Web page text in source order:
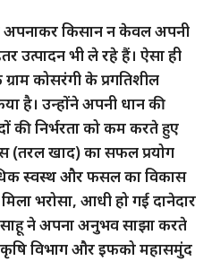
किसान न केवल अपनी
उत्पादन भी ले रहे हैं। ऐसा ही
कोसरंगी के प्रगतिशील
है। उन्होंने अपनी धान की
की निर्भरता को कम करते हुए
(तरल खाद) का सफल प्रयोग
स्वस्थ और फसल का विकास
भरोसा, आधी हो गई दानेदार
ने अपना अनुभव साझा करते
विभाग और इफको महासमुंद